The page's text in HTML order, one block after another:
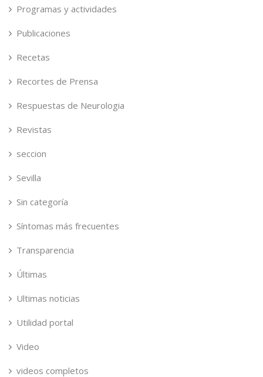
Programas y actividades
Publicaciones
Recetas
Recortes de Prensa
Respuestas de Neurologia
Revistas
seccion
Sevilla
Sin categoría
Síntomas más frecuentes
Transparencia
Últimas
Ultimas noticias
Utilidad portal
Video
videos completos